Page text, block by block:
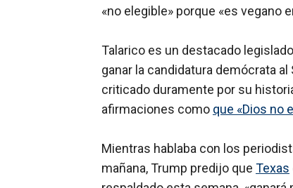
«no elegible» porque «es vegano
Talarico es un destacado
ganar la candidatura demócrata
criticado duramente por su
afirmaciones como que «Dios no
Mientras hablaba con los
mañana, Trump predijo que Texas